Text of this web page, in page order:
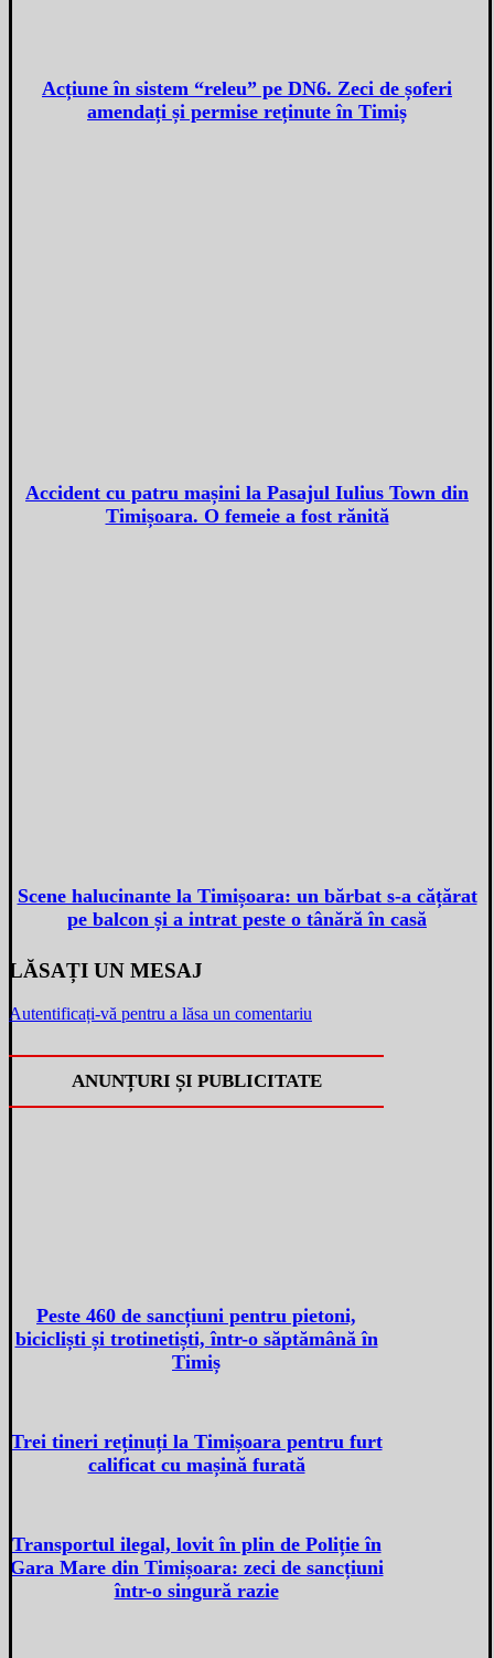
Acțiune în sistem “releu” pe DN6. Zeci de șoferi
amendați și permise reținute în Timiș
Accident cu patru mașini la Pasajul Iulius Town din
Timișoara. O femeie a fost rănită
Scene halucinante la Timișoara: un bărbat s-a cățărat
pe balcon și a intrat peste o tânără în casă
LĂSAȚI UN MESAJ
Autentificați-vă pentru a lăsa un comentariu
ANUNȚURI ȘI PUBLICITATE
Peste 460 de sancțiuni pentru pietoni,
bicicliști și trotinetiști, într-o săptămână în
Timiș
Trei tineri reținuți la Timișoara pentru furt
calificat cu mașină furată
Transportul ilegal, lovit în plin de Poliție în
Gara Mare din Timișoara: zeci de sancțiuni
într-o singură razie